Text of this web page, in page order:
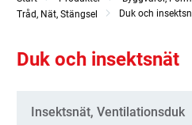
Tråd, Nät, Stängsel
Duk och
Duk och insektsnät
Kategorier
Insektsnät, Ventilationsduk